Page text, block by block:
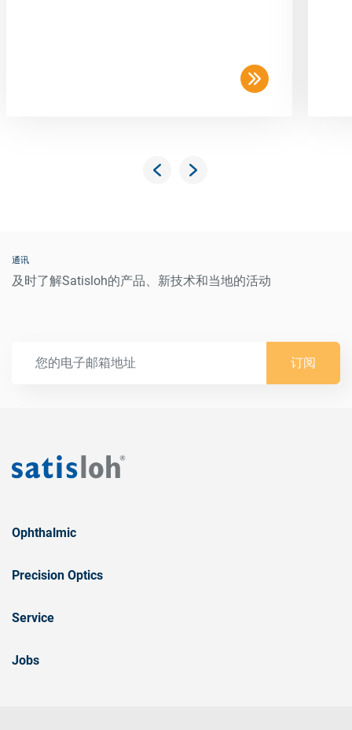
通讯
及时了解Satisloh的产品、新技术和当地的活动
订阅
Ophthalmic
Precision Optics
Service
Jobs